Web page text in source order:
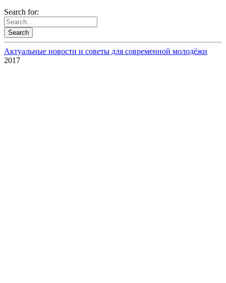
Search for:
Актуальные новости и советы для современной молодёжи
2017